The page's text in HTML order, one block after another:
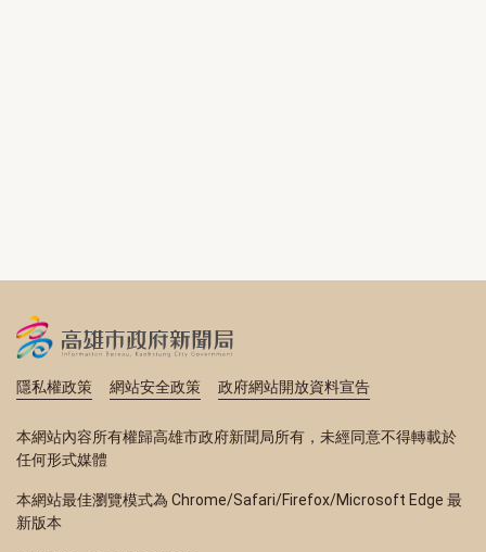
隱私權政策 網站安全政策 政府網站開放資料宣告
本網站內容所有權歸高雄市政府新聞局所有，未經同意不得轉載於
任何形式媒體
本網站最佳瀏覽模式為 Chrome/Safari/Firefox/Microsoft Edge 最
新版本